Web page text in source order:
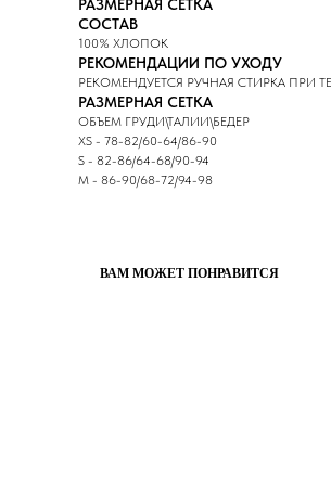
РАЗМЕРНАЯ СЕТКА
СОСТАВ
100% ХЛОПОК
РЕКОМЕНДАЦИИ ПО УХОДУ
РЕКОМЕНДУЕТСЯ РУЧНАЯ СТИРКА ПРИ
РАЗМЕРНАЯ СЕТКА
ОБЪЕМ ГРУДИ\ТАЛИИ\БЕДЕР
XS - 78-82/60-64/86-90
S - 82-86/64-68/90-94
M - 86-90/68-72/94-98
ВАМ МОЖЕТ ПОНРАВИТСЯ